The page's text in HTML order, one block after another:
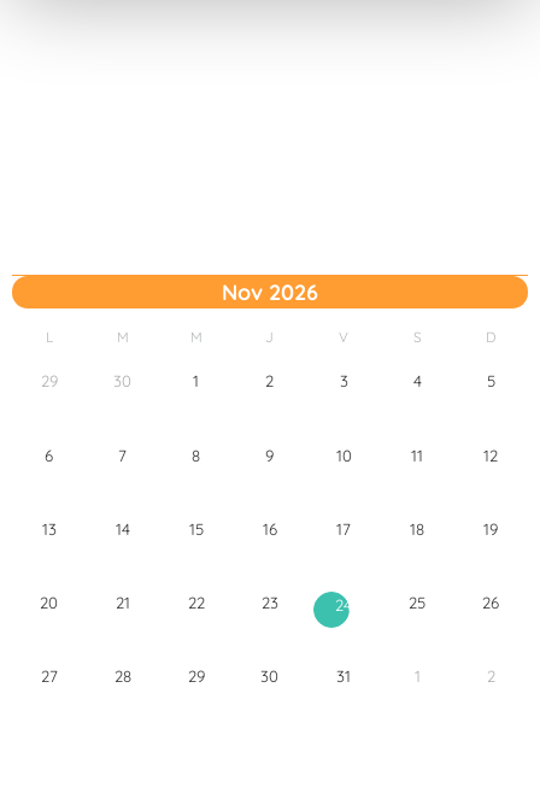
Nov 2026
L M M J V S D
29 30 1 2 3 4 5
6 7 8 9 10 11 12
13 14 15 16 17 18 19
20 21 22 23 24 25 26
27 28 29 30 31 1 2